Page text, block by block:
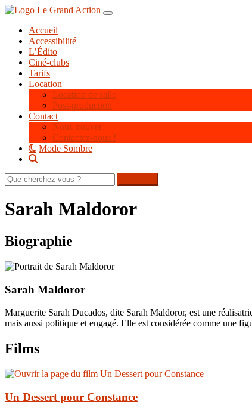
Aller
contenu
principal
Toggle navigation
Accueil
Accessibilité
L’Édito
Ciné-clubs
Tarifs
Location
Location de salle
Post-production
Contact
Nous trouver
Contactez-nous !
Mode Sombre
Rechercher
sur
site
Sarah Maldoror
Biographie
Sarah Maldoror
Marguerite Sarah Ducados, dite Sarah Maldoror, est une
mais aussi politique et engagé. Elle est considérée comme une
Films
Un Dessert pour Constance